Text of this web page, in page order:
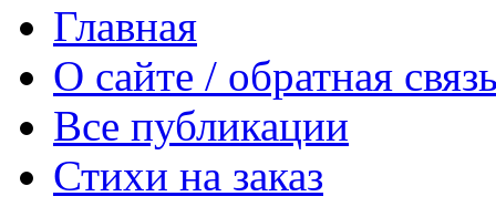
Главная
О сайте / обратная
Все публикации
Стихи на заказ